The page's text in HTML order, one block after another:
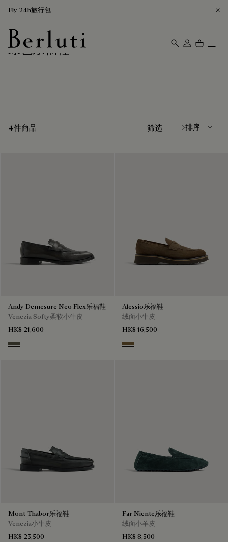
Fly 24h旅行包
Berluti homepage
绿色乐福鞋
4件商品 筛选
Andy Demesure Neo Flex乐福鞋
Venezia Softy柔软小牛皮
HK$ 21,600
Selva Oscura
Alessio乐福鞋
绒面小牛皮
HK$ 16,500
Kaki
Mont-Thabor乐福鞋
Venezia小牛皮
HK$ 23,500
Far Niente乐福鞋
绒面小羊皮
HK$ 8,500